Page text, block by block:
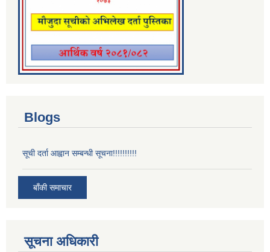
Blogs
सूची दर्ता आह्वान सम्बन्धी सूचना!!!!!!!!!!
बाँकी समाचार
सूचना अधिकारी